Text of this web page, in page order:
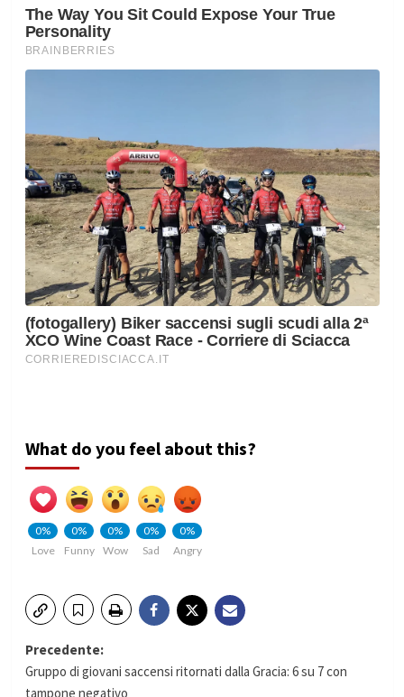
What do you feel about this?
0%
Love
0%
Funny
0%
Wow
0%
Sad
0%
Angry
Navigazione
Precedente:
Gruppo di giovani saccensi ritornati dalla Gracia: 6 su 7 con
tampone negativo